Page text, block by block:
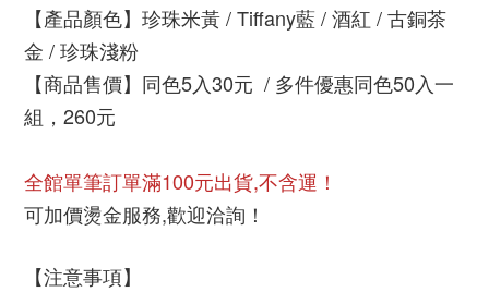
【產品顏色】珍珠米黃 / Tiffany藍 / 酒紅 / 古銅茶
金 / 珍珠淺粉
【商品售價】同色5入30元  / 多件優惠同色50入一
組，260元
全館單筆訂單滿100元出貨,不含運！
可加價燙金服務,歡迎洽詢！
【注意事項】